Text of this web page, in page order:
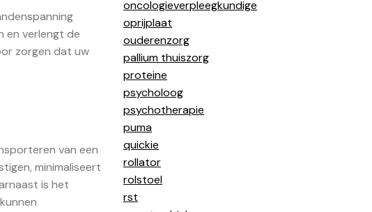
en verlengt de
zorgen dat uw
van een
minimaliseert
is het
oncologieverpleegkundige
oprijplaat
ouderenzorg
pallium thuiszorg
proteine
psycholoog
psychotherapie
puma
quickie
rollator
rolstoel
rst